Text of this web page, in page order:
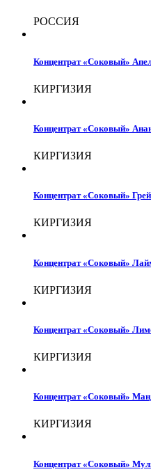
РОССИЯ
Концентрат «Соковый»
КИРГИЗИЯ
Концентрат «Соковый»
КИРГИЗИЯ
Концентрат «Соковый»
КИРГИЗИЯ
Концентрат «Соковый»
КИРГИЗИЯ
Концентрат «Соковый»
КИРГИЗИЯ
Концентрат «Соковый»
КИРГИЗИЯ
Концентрат «Соковый»